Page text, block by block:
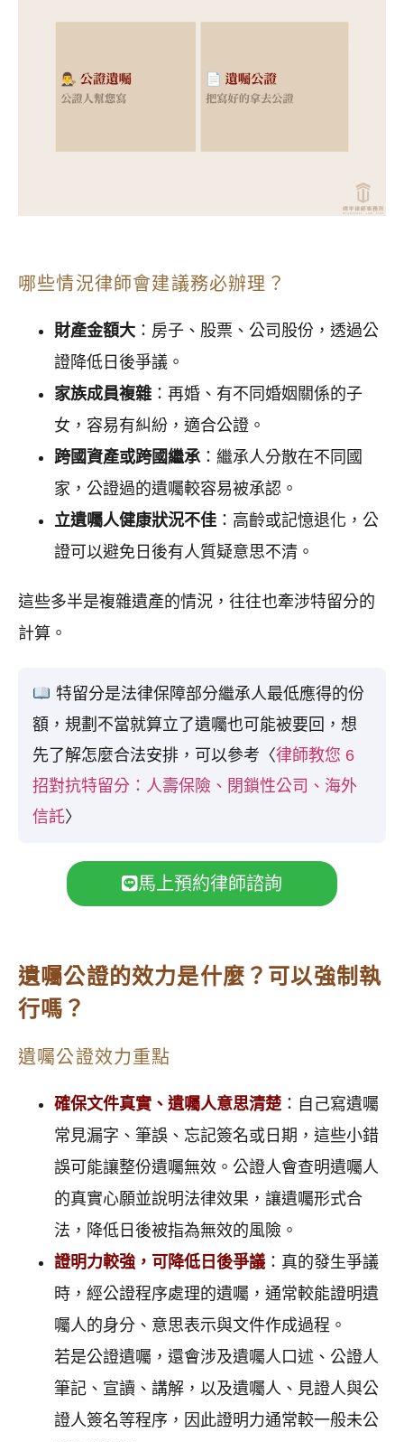
哪些情況律師會建議務必辦理？
財產金額大 ：房子、股票、公司股份，透過公
證降低日後爭議。
家族成員複雜 ：再婚、有不同婚姻關係的子
女，容易有糾紛，適合公證。
跨國資產或跨國繼承：繼承人分散在不同國
家，公證過的遺囑較容易被承認。
立遺囑人健康狀況不佳 ：高齡或記憶退化，公
證可以避免日後有人質疑意思不清。
這些多半是複雜遺產的情況，往往也牽涉特留分的
計算。
特留分是法律保障部分繼承人最低應得的份
額，規劃不當就算立了遺囑也可能被要回，想
先了解怎麼合法安排，可以參考〈律師教您 6
招對抗特留分：人壽保險、閉鎖性公司、海外
信託〉
馬上預約律師諮詢
遺囑公證的效力是什麼？可以強制執
行嗎？
遺囑公證效力重點
確保文件真實、遺囑人意思清楚：自己寫遺囑
常見漏字、筆誤、忘記簽名或日期，這些小錯
誤可能讓整份遺囑無效。公證人會查明遺囑人
的真實心願並說明法律效果，讓遺囑形式合
法，降低日後被指為無效的風險。
證明力較強，可降低日後爭議：真的發生爭議
時，經公證程序處理的遺囑，通常較能證明遺
囑人的身分、意思表示與文件作成過程。
若是公證遺囑，還會涉及遺囑人口述、公證人
筆記、宣讀、講解，以及遺囑人、見證人與公
證人簽名等程序，因此證明力通常較一般未公